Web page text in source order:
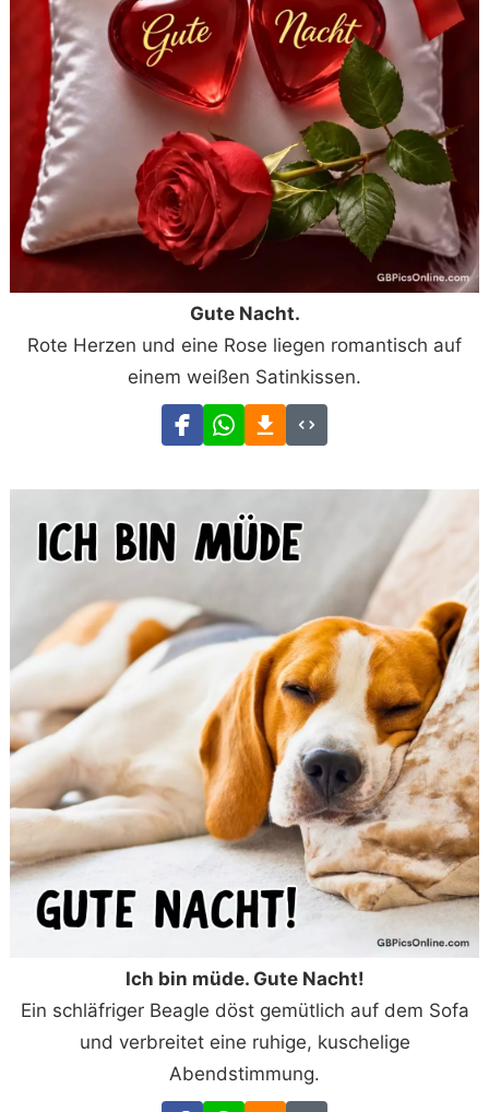
Gute Nacht.
Rote Herzen und eine Rose liegen romantisch auf
einem weißen Satinkissen.
Ich bin müde. Gute Nacht!
Ein schläfriger Beagle döst gemütlich auf dem Sofa
und verbreitet eine ruhige, kuschelige
Abendstimmung.